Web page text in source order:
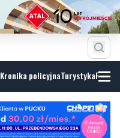
Kronika policyjnaTurystyka